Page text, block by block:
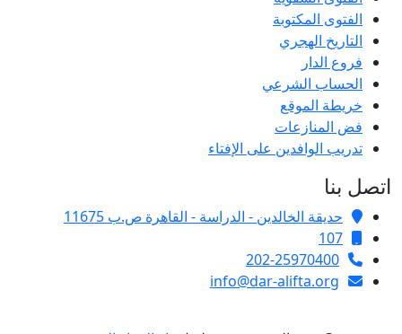
الفتوى المكتوبة
التاريخ الهجري
فروع الدار
الحساب الشرعي
خريطة الموقع
فض المنازعات
تدريب الوافدين على الإفتاء
اتصل بنا
حديقة الخالدين - الدراسة - القاهرة ص.ب 11675
107
202-25970400
info@dar-alifta.org